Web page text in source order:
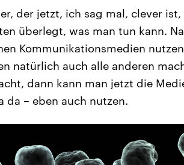
der jetzt, ich sag mal, clever
überlegt, was man tun kann.
Kommunikationsmedien
natürlich auch alle anderen
dann kann man jetzt die
da – eben auch nutzen.